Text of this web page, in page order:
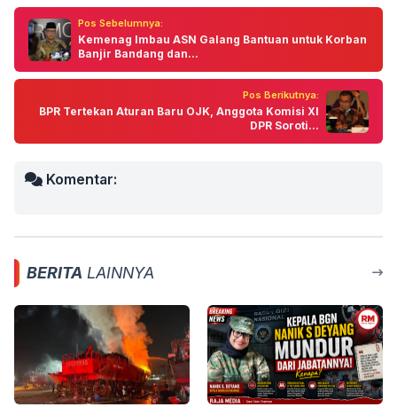
Pos Sebelumnya:
Kemenag Imbau ASN Galang Bantuan untuk Korban
Banjir Bandang dan...
Pos Berikutnya:
BPR Tertekan Aturan Baru OJK, Anggota Komisi XI
DPR Soroti...
Komentar:
BERITA LAINNYA